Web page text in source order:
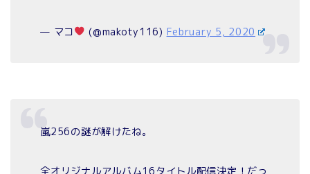
— マコ (@makoty116) February 5, 2020
嵐256の謎が解けたね。
全オリジナルアルバム16タイトル配信決定！だっ